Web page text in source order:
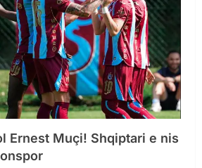
Ernest Muçi! Shqiptari e nis